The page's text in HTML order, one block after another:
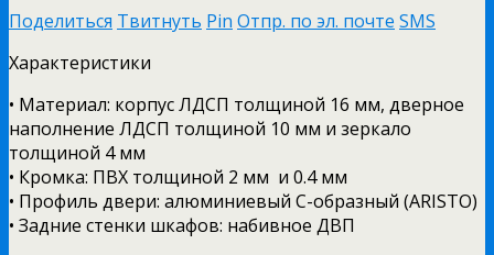
Поделиться Твитнуть Pin Отпр. по эл. почте SMS
Характеристики
• Материал: корпус ЛДСП толщиной 16 мм, дверное
наполнение ЛДСП толщиной 10 мм и зеркало
толщиной 4 мм
• Кромка: ПВХ толщиной 2 мм и 0.4 мм
• Профиль двери: алюминиевый С-образный (ARISTO)
• Задние стенки шкафов: набивное ДВП